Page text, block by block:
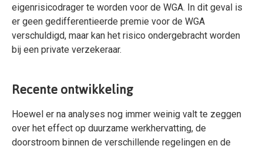
eigenrisicodrager te worden voor de WGA. In dit geval is
er geen gedifferentieerde premie voor de WGA
verschuldigd, maar kan het risico ondergebracht worden
bij een private verzekeraar.
Recente ontwikkeling
Hoewel er na analyses nog immer weinig valt te zeggen
over het effect op duurzame werkhervatting, de
doorstroom binnen de verschillende regelingen en de